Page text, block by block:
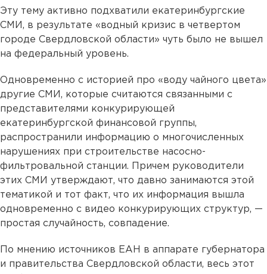
Эту тему активно подхватили екатеринбургские
СМИ, в результате «водный кризис в четвертом
городе Свердловской области» чуть было не вышел
на федеральный уровень.
Одновременно с историей про «воду чайного цвета»
другие СМИ, которые считаются связанными с
представителями конкурирующей
екатеринбургской финансовой группы,
распространили информацию о многочисленных
нарушениях при строительстве насосно-
фильтровальной станции. Причем руководители
этих СМИ утверждают, что давно занимаются этой
тематикой и тот факт, что их информация вышла
одновременно с видео конкурирующих структур, —
простая случайность, совпадение.
По мнению источников ЕАН в аппарате губернатора
и правительства Свердловской области, весь этот